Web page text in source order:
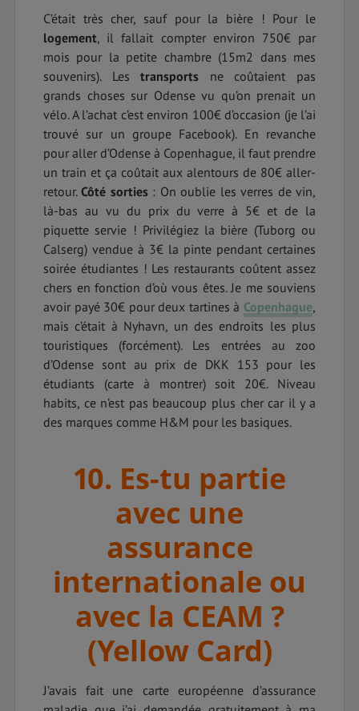
C’était très cher, sauf pour la bière ! Pour le
logement, il fallait compter environ 750€ par
mois pour la petite chambre (15m2 dans mes
souvenirs). Lestransports ne coûtaient pas
grands choses sur Odense vu qu’on prenait un
vélo. A l’achat c’est environ 100€ d’occasion (je l’ai
trouvé sur un groupe Facebook). En revanche
pour aller d’Odense à Copenhague, il faut prendre
un train et ça coûtait aux alentours de 80€ aller-
retour.Côté sorties: On oublie les verres de vin,
là-bas au vu du prix du verre à 5€ et de la
piquette servie ! Privilégiez la bière (Tuborg ou
Calserg) vendue à 3€ la pinte pendant certaines
soirée étudiantes ! Les restaurants coûtent assez
chers en fonction d’où vous êtes. Je me souviens
avoir payé 30€ pour deux tartines à Copenhague,
mais c’était à Nyhavn, un des endroits les plus
touristiques (forcément). Les entrées au zoo
d’Odense sont au prix de DKK 153 pour les
étudiants (carte à montrer) soit 20€. Niveau
habits, ce n’est pas beaucoup plus cher car il y a
des marques comme H&M pour les basiques.
10. Es-tu partie
avec une
assurance
internationale ou
avec la CEAM ?
(Yellow Card)
J’avais fait une carte européenne d’assurance